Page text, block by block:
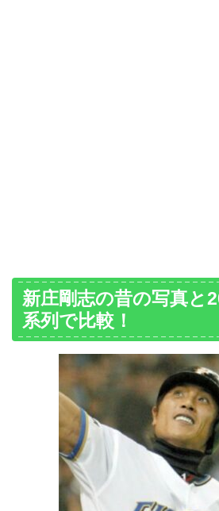
新庄剛志の昔の写真と
系列で比較！